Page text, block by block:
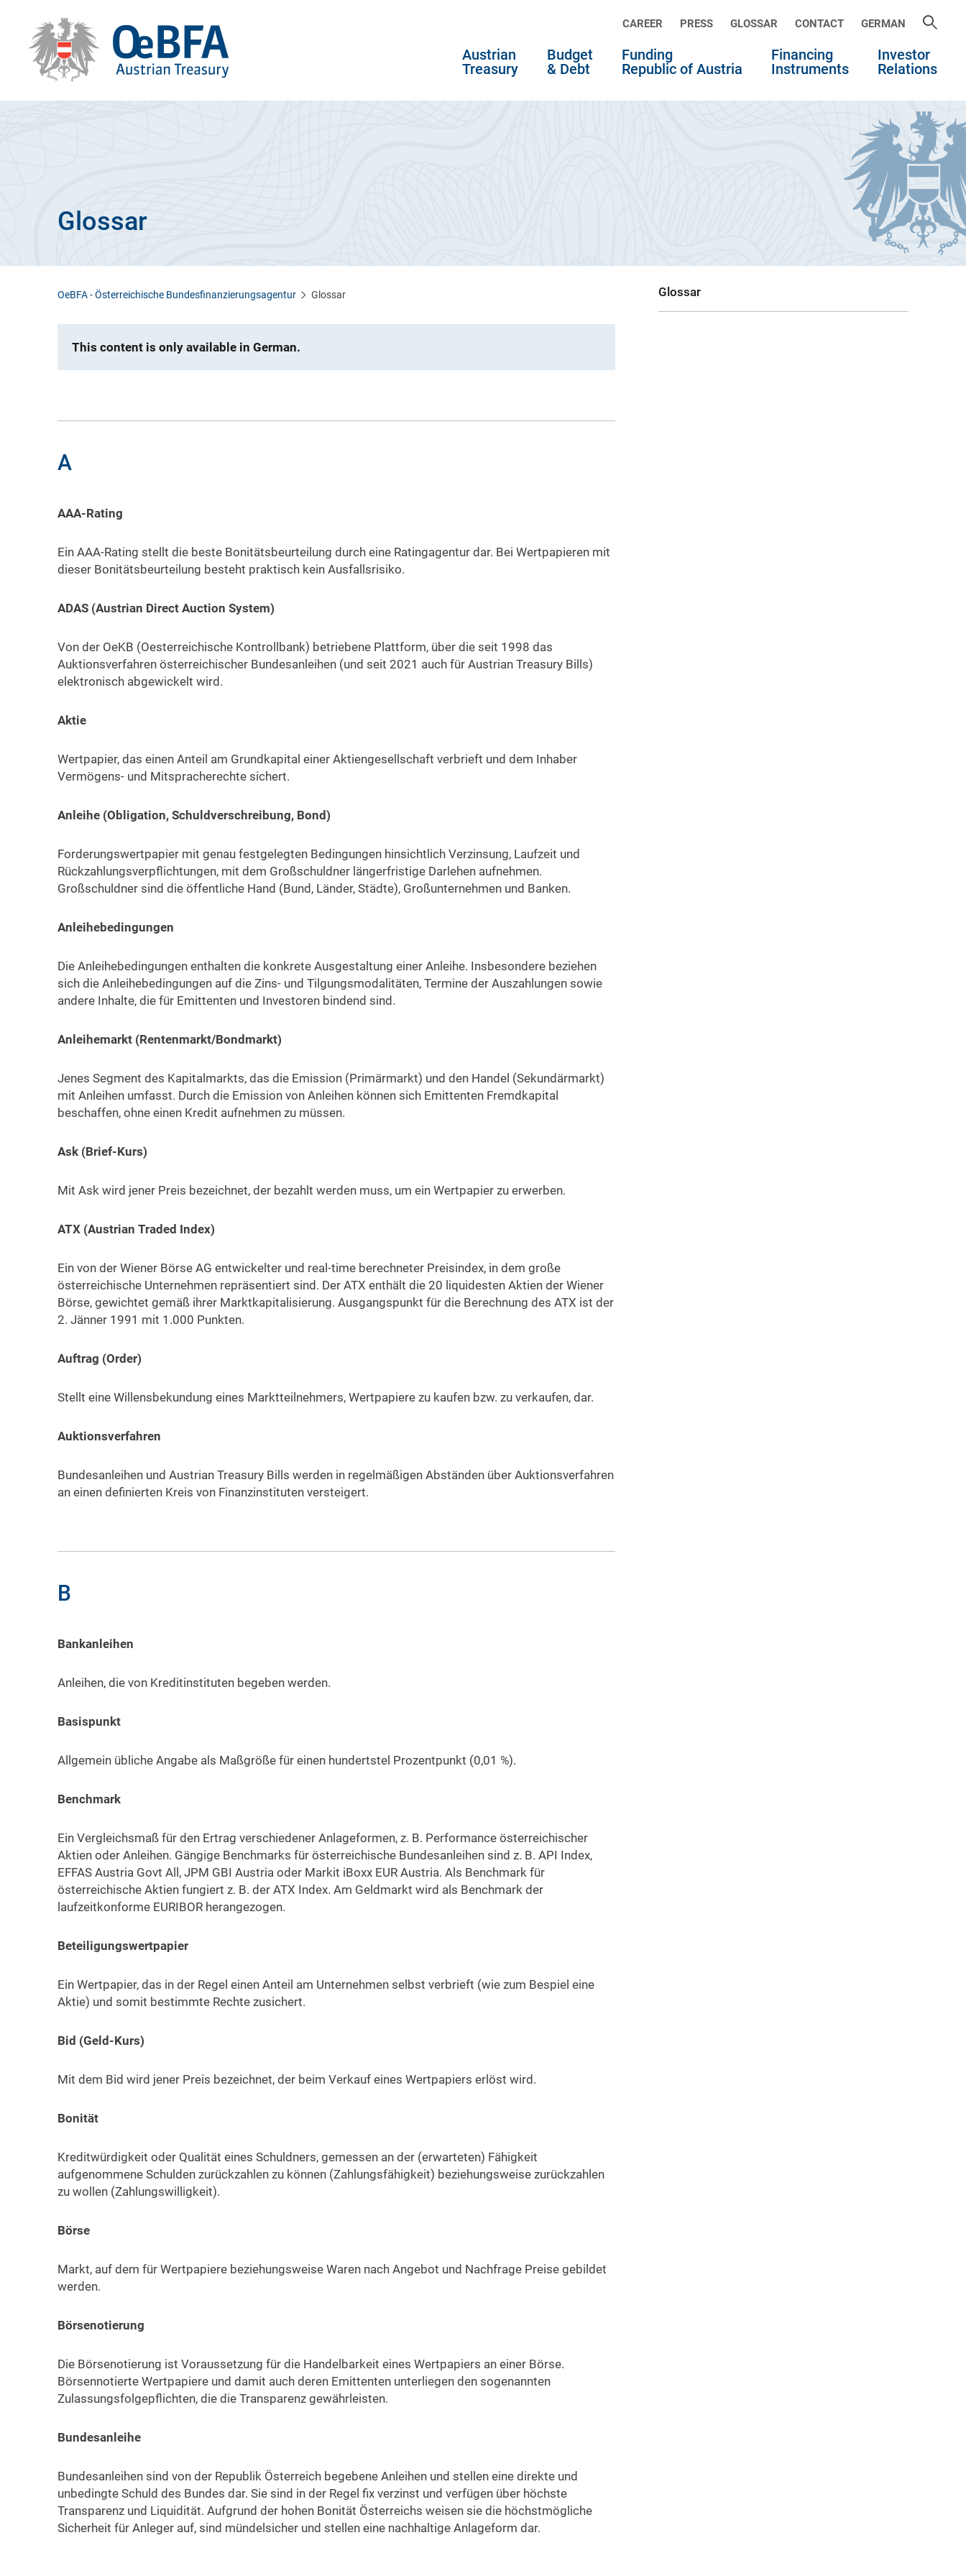
CAREER PRESS GLOSSAR CONTACT GERMAN
Austrian
Treasury
Budget
& Debt
Funding
Republic of Austria
Financing
Instruments
Investor
Relations
Glossar
OeBFA - Österreichische Bundesfinanzierungsagentur Glossar
This content is only available in German.
A
AAA-Rating
Ein AAA-Rating stellt die beste Bonitätsbeurteilung durch eine Ratingagentur dar. Bei Wertpapieren mit
dieser Bonitätsbeurteilung besteht praktisch kein Ausfallsrisiko.
ADAS (Austrian Direct Auction System)
Von der OeKB (Oesterreichische Kontrollbank) betriebene Plattform, über die seit 1998 das
Auktionsverfahren österreichischer Bundesanleihen (und seit 2021 auch für Austrian Treasury Bills)
elektronisch abgewickelt wird.
Aktie
Wertpapier, das einen Anteil am Grundkapital einer Aktiengesellschaft verbrieft und dem Inhaber
Vermögens- und Mitspracherechte sichert.
Anleihe (Obligation, Schuldverschreibung, Bond)
Forderungswertpapier mit genau festgelegten Bedingungen hinsichtlich Verzinsung, Laufzeit und
Rückzahlungsverpflichtungen, mit dem Großschuldner längerfristige Darlehen aufnehmen.
Großschuldner sind die öffentliche Hand (Bund, Länder, Städte), Großunternehmen und Banken.
Anleihebedingungen
Die Anleihebedingungen enthalten die konkrete Ausgestaltung einer Anleihe. Insbesondere beziehen
sich die Anleihebedingungen auf die Zins- und Tilgungsmodalitäten, Termine der Auszahlungen sowie
andere Inhalte, die für Emittenten und Investoren bindend sind.
Anleihemarkt (Rentenmarkt/Bondmarkt)
Jenes Segment des Kapitalmarkts, das die Emission (Primärmarkt) und den Handel (Sekundärmarkt)
mit Anleihen umfasst. Durch die Emission von Anleihen können sich Emittenten Fremdkapital
beschaffen, ohne einen Kredit aufnehmen zu müssen.
Ask (Brief-Kurs)
Mit Ask wird jener Preis bezeichnet, der bezahlt werden muss, um ein Wertpapier zu erwerben.
ATX (Austrian Traded Index)
Ein von der Wiener Börse AG entwickelter und real-time berechneter Preisindex, in dem große
österreichische Unternehmen repräsentiert sind. Der ATX enthält die 20 liquidesten Aktien der Wiener
Börse, gewichtet gemäß ihrer Marktkapitalisierung. Ausgangspunkt für die Berechnung des ATX ist der
2. Jänner 1991 mit 1.000 Punkten.
Auftrag (Order)
Stellt eine Willensbekundung eines Marktteilnehmers, Wertpapiere zu kaufen bzw. zu verkaufen, dar.
Auktionsverfahren
Bundesanleihen und Austrian Treasury Bills werden in regelmäßigen Abständen über Auktionsverfahren
an einen definierten Kreis von Finanzinstituten versteigert.
B
Bankanleihen
Anleihen, die von Kreditinstituten begeben werden.
Basispunkt
Allgemein übliche Angabe als Maßgröße für einen hundertstel Prozentpunkt (0,01 %).
Benchmark
Ein Vergleichsmaß für den Ertrag verschiedener Anlageformen, z. B. Performance österreichischer
Aktien oder Anleihen. Gängige Benchmarks für österreichische Bundesanleihen sind z. B. API Index,
EFFAS Austria Govt All, JPM GBI Austria oder Markit iBoxx EUR Austria. Als Benchmark für
österreichische Aktien fungiert z. B. der ATX Index. Am Geldmarkt wird als Benchmark der
laufzeitkonforme EURIBOR herangezogen.
Beteiligungswertpapier
Ein Wertpapier, das in der Regel einen Anteil am Unternehmen selbst verbrieft (wie zum Bespiel eine
Aktie) und somit bestimmte Rechte zusichert.
Bid (Geld-Kurs)
Mit dem Bid wird jener Preis bezeichnet, der beim Verkauf eines Wertpapiers erlöst wird.
Bonität
Kreditwürdigkeit oder Qualität eines Schuldners, gemessen an der (erwarteten) Fähigkeit
aufgenommene Schulden zurückzahlen zu können (Zahlungsfähigkeit) beziehungsweise zurückzahlen
zu wollen (Zahlungswilligkeit).
Börse
Markt, auf dem für Wertpapiere beziehungsweise Waren nach Angebot und Nachfrage Preise gebildet
werden.
Börsenotierung
Die Börsenotierung ist Voraussetzung für die Handelbarkeit eines Wertpapiers an einer Börse.
Börsennotierte Wertpapiere und damit auch deren Emittenten unterliegen den sogenannten
Zulassungsfolgepflichten, die die Transparenz gewährleisten.
Bundesanleihe
Bundesanleihen sind von der Republik Österreich begebene Anleihen und stellen eine direkte und
unbedingte Schuld des Bundes dar. Sie sind in der Regel fix verzinst und verfügen über höchste
Transparenz und Liquidität. Aufgrund der hohen Bonität Österreichs weisen sie die höchstmögliche
Sicherheit für Anleger auf, sind mündelsicher und stellen eine nachhaltige Anlageform dar.
Glossar